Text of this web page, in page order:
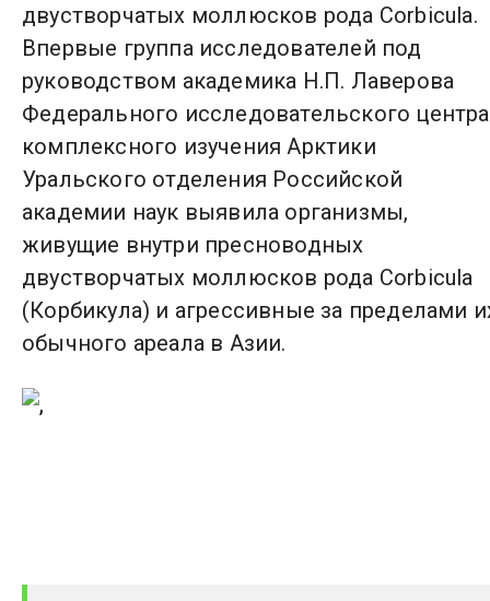
двустворчатых моллюсков рода Corbicula.
Впервые группа исследователей под
руководством академика Н.П. Лаверова
Федерального исследовательского центра
комплексного изучения Арктики
Уральского отделения Российской
академии наук выявила организмы,
живущие внутри пресноводных
двустворчатых моллюсков рода Corbicula
(Корбикула) и агрессивные за пределами
обычного ареала в Азии.